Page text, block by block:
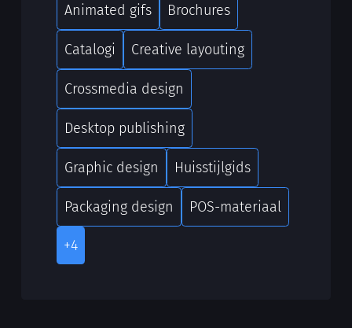
Animated gifs Brochures
Catalogi Creative layouting
Crossmedia design
Desktop publishing
Graphic design Huisstijlgids
Packaging design POS-materiaal
+4